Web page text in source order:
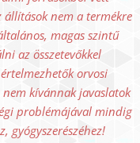
állítások nem a termékre
magas szintű
az összetevőkkel
orvosi
kívánnak javaslatok
problémájával mindig
gyógyszerészéhez!